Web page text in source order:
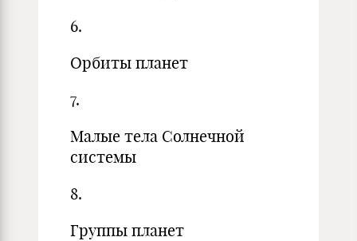
6.
Орбиты планет
7.
Малые тела Солнечной
системы
8.
Группы планет